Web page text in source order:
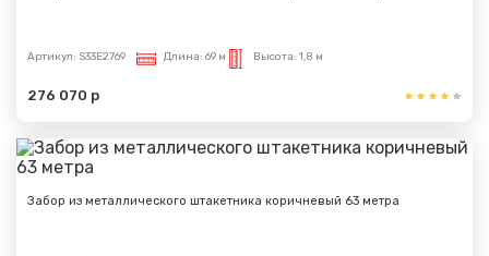
Артикул: S33E2769 Длина: 69 м Высота: 1,8 м
276 070 р
Забор из металлического штакетника коричневый 63 метра
отправлено